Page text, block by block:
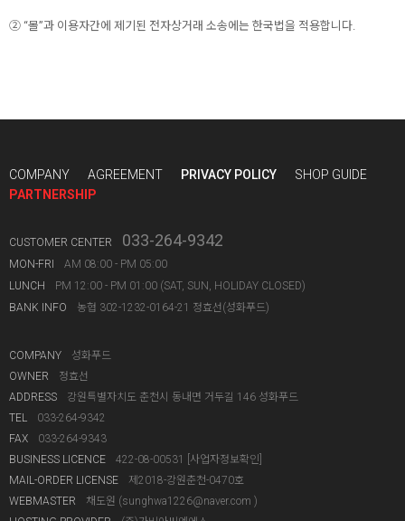
② “몰”과 이용자간에 제기된 전자상거래 소송에는 한국법을 적용합니다.
COMPANY AGREEMENT PRIVACY POLICY
SHOP GUIDE
PARTNERSHIP
CUSTOMER CENTER 033-264-9342
MON-FRI
AM 08:00 - PM 05:00
LUNCH
PM 12:00 - PM 01:00 (SAT, SUN, HOLIDAY CLOSED)
BANK INFO
농협 302-1232-0164-21 정효선(성화푸드)
COMPANY
성화푸드
OWNER
정효선
ADDRESS
강원특별자치도 춘천시 동내면 거두길 146 성화푸드
TEL
033-264-9342
FAX
033-264-9343
BUSINESS LICENCE
422-08-00531
[사업자정보확인]
MAIL-ORDER LICENSE
제2018-강원춘천-0470호
WEBMASTER
채도원 (sunghwa1226@naver.com )